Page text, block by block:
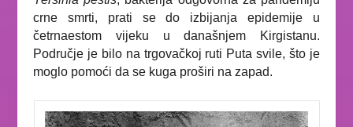
crne smrti, prati se do izbijanja epidemije u
četrnaestom vijeku u današnjem Kirgistanu.
Područje je bilo na trgovačkoj ruti Puta svile, što je
moglo pomoći da se kuga proširi na zapad.